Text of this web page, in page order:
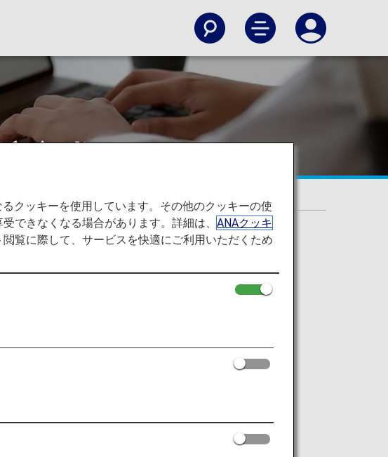
空券)
約時の氏名入力について(国際航空券)
だけません。
クッキーを使用しています。その他のクッキーの使
できなくなる場合があります。詳細は、ANAクッキ
覧に際して、サービスを快適にご利用いただくため